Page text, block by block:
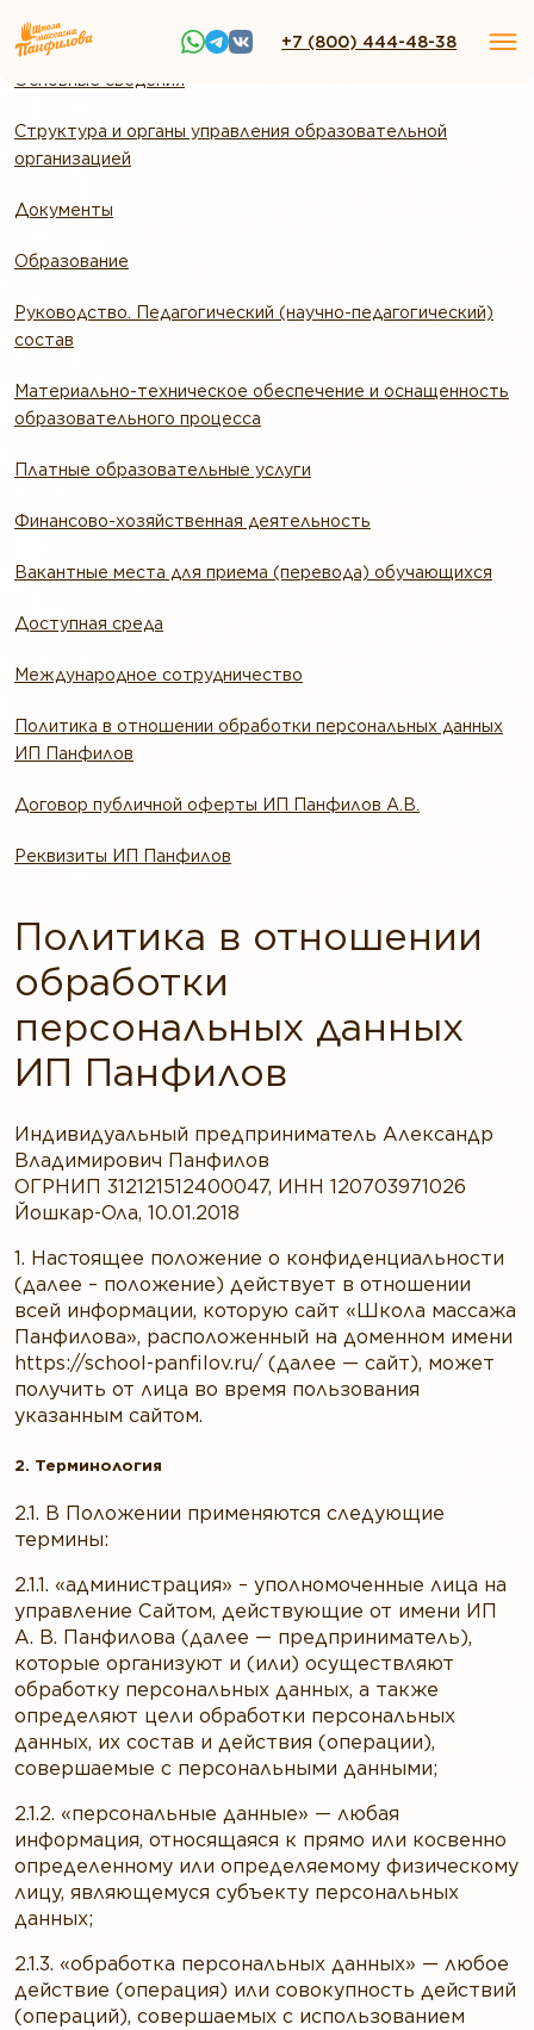
+7 (800) 444-48-38
Основные сведения
Структура и органы управления образовательной
организацией
Документы
Образование
Руководство. Педагогический (научно-педагогический)
состав
Материально-техническое обеспечение и оснащенность
образовательного процесса
Платные образовательные услуги
Финансово-хозяйственная деятельность
Вакантные места для приема (перевода) обучающихся
Доступная среда
Международное сотрудничество
Политика в отношении обработки персональных данных
ИП Панфилов
Договор публичной оферты ИП Панфилов А.В.
Реквизиты ИП Панфилов
Политика в отношении
обработки
персональных данных
ИП Панфилов
Индивидуальный предприниматель Александр
Владимирович Панфилов
ОГРНИП 312121512400047, ИНН 120703971026
Йошкар-Ола, 10.01.2018
1. Настоящее положение о конфиденциальности
(далее – положение) действует в отношении
всей информации, которую сайт «Школа массажа
Панфилова», расположенный на доменном имени
https://school-panfilov.ru/ (далее — сайт), может
получить от лица во время пользования
указанным сайтом.
2. Терминология
2.1. В Положении применяются следующие
термины:
2.1.1. «администрация» – уполномоченные лица на
управление Сайтом, действующие от имени ИП
А. В. Панфилова (далее — предприниматель),
которые организуют и (или) осуществляют
обработку персональных данных, а также
определяют цели обработки персональных
данных, их состав и действия (операции),
совершаемые с персональными данными;
2.1.2. «персональные данные» — любая
информация, относящаяся к прямо или косвенно
определенному или определяемому физическому
лицу, являющемуся субъекту персональных
данных;
2.1.3. «обработка персональных данных» — любое
действие (операция) или совокупность действий
(операций), совершаемых с использованием